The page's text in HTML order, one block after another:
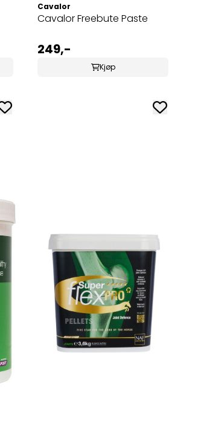
Cavalor
Cavalor Freebute Paste
249,-
Kjøp